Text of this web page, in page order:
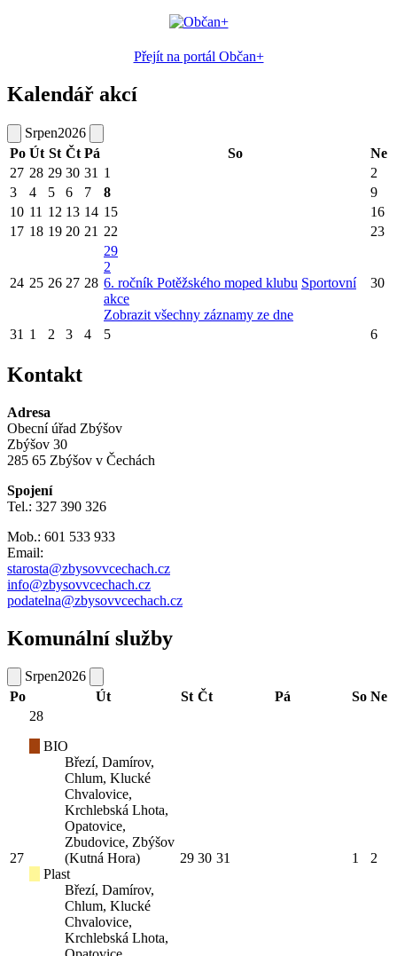
Přejít na portál Občan+
Kalendář akcí
Srpen2026
Po Út St Čt Pá So
Ne
27 28 29 30 31 1
2
3
4 5 6 7 8
9
10 11 12 13 14 15
16
17 18 19 20 21 22 23
24 25 26 27 28
29
2
6. ročník Potěžského moped klubu Sportovní
akce
Zobrazit všechny záznamy ze dne
30
31 1 2 3 4 5 6
Kontakt
Adresa
Obecní úřad Zbýšov
Zbýšov 30
285 65 Zbýšov v Čechách
Spojení
Tel.: 327 390 326
Mob.: 601 533 933
Email:
starosta@zbysovvcechach.cz
info@zbysovvcechach.cz
podatelna@zbysovvcechach.cz
Komunální služby
Srpen2026
Po
Út St Čt Pá So Ne
27
28
BIO
Březí, Damírov,
Chlum, Klucké
Chvalovice,
Krchlebská Lhota,
Opatovice,
Zbudovice, Zbýšov
(Kutná Hora)
Plast
Březí, Damírov,
Chlum, Klucké
Chvalovice,
Krchlebská Lhota,
29 30 31 1 2